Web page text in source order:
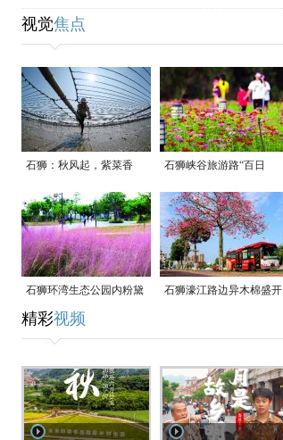
视觉焦点
石狮：秋风起，紫菜香 石狮峡谷旅游路“百日
草”争相斗艳
石狮环湾生态公园内粉黛
乱子草盛放
石狮濠江路边异木棉盛开
精彩视频